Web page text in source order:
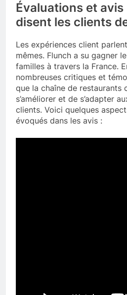
Évaluations et avis
disent les clients
Les expériences client
mêmes. Flunch a su gagner
familles à travers la France.
nombreuses critiques et
que la chaîne de restaurants
s’améliorer et de s’adapter
clients. Voici quelques
évoqués dans les avis :